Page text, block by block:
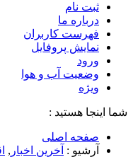
ثبت نام
درباره ما
فهرست کاربران
نمایش پروفایل
ورود
وضعیت آب و هوا
ویژه
شما اینجا هستید :
صفحه اصلی
آرشیو : آخرین اخبار ,